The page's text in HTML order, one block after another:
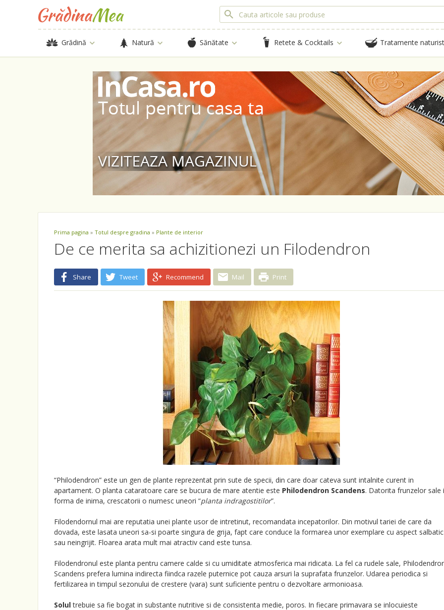
Grădină Natură Sănătate Retete & Cocktails Tratamente
Prima pagina » Totul despre gradina » Plante de interior
De ce merita sa achizitionezi un Filodendron
Share Tweet Recommend Mail Print
“Philodendron” este un gen de plante reprezentat prin sute de specii, din care doar cateva sunt intalnite curent in
apartament. O planta cataratoare care se bucura de mare atentie este Philodendron Scandens. Datorita frunzelor sale
forma de inima, crescatorii o numesc uneori “planta indragostitilor”.
Filodendornul mai are reputatia unei plante usor de intretinut, recomandata incepatorilor. Din motivul tariei de care da
dovada, este lasata uneori sa-si poarte singura de grija, fapt care conduce la formarea unor exemplare cu aspect salbatic
sau neingrijit. Floarea arata mult mai atractiv cand este tunsa.
Filodendronul este planta pentru camere calde si cu umiditate atmosferica mai ridicata. La fel ca rudele sale,
Scandens prefera lumina indirecta fiindca razele puternice pot cauza arsuri la suprafata frunzelor. Udarea periodica si
fertilizarea in timpul sezonului de crestere (vara) sunt suficiente pentru o dezvoltare armonioasa.
Solultrebuie sa fie bogat in substante nutritive si de consistenta medie, poros. In fiecare primavara se inlocuieste